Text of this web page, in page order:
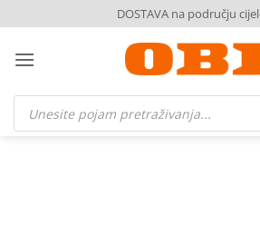
to
content
DOSTAVA na području
Products
search